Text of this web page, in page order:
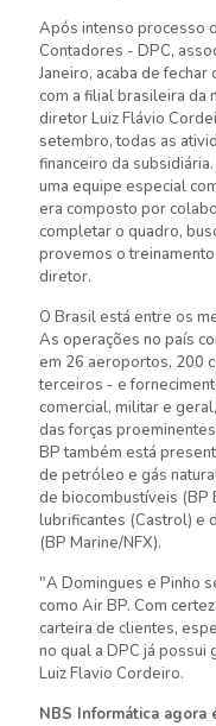
Após intenso processo
Contadores - DPC,
Janeiro, acaba de
com a filial brasileira da
diretor Luiz Flávio
setembro, todas as
financeiro da
uma equipe especial
era composto por
completar o quadro,
provemos o
diretor.
O Brasil está entre os
As operações no país
em 26 aeroportos, 200
terceiros - e
comercial, militar e
das forças
BP também está
de petróleo e gás
de biocombustíveis (BP
lubrificantes (Castrol) e
(BP Marine/NFX).
"A Domingues e Pinho
como Air BP. Com
carteira de clientes,
no qual a DPC já
Luiz Flavio Cordeiro.
NBS Informática